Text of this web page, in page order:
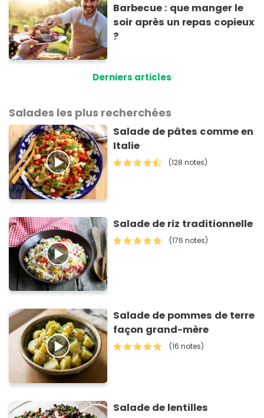
Barbecue : que manger le
soir après un repas copieux
?
Derniers articles
Salades les plus recherchées
Salade de pâtes comme en
Italie
(128 notes)
Salade de riz traditionnelle
(176 notes)
Salade de pommes de terre
façon grand-mère
(16 notes)
Salade de lentilles